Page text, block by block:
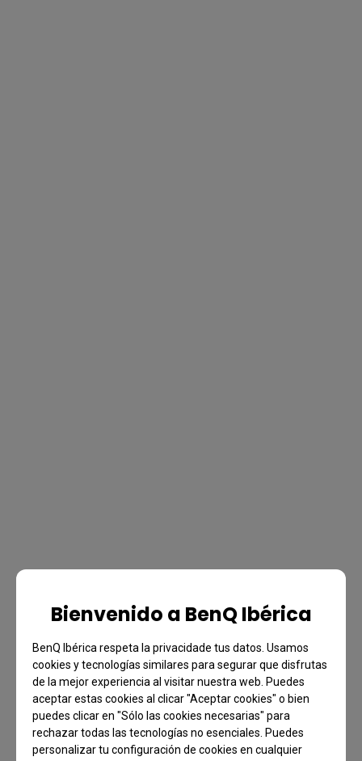
Bienvenido a BenQ Ibérica
BenQ Ibérica respeta la privacidade tus datos. Usamos
cookies y tecnologías similares para segurar que disfrutas
de la mejor experiencia al visitar nuestra web. Puedes
aceptar estas cookies al clicar "Aceptar cookies" o bien
puedes clicar en "Sólo las cookies necesarias" para
rechazar todas las tecnologías no esenciales. Puedes
personalizar tu configuración de cookies en cualquier